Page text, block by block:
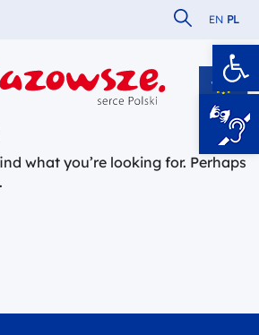
Szukaj w
EN PL
Mazowsza
what you’re looking for. Perhaps